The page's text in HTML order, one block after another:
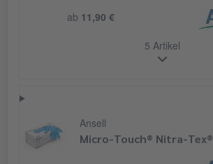
ab 11,90 €
5 Artikel
Ansell
Micro-Touch® Nitra-Tex®